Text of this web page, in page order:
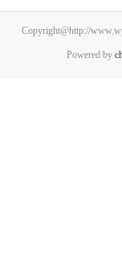
Copyright@http://
Powered by